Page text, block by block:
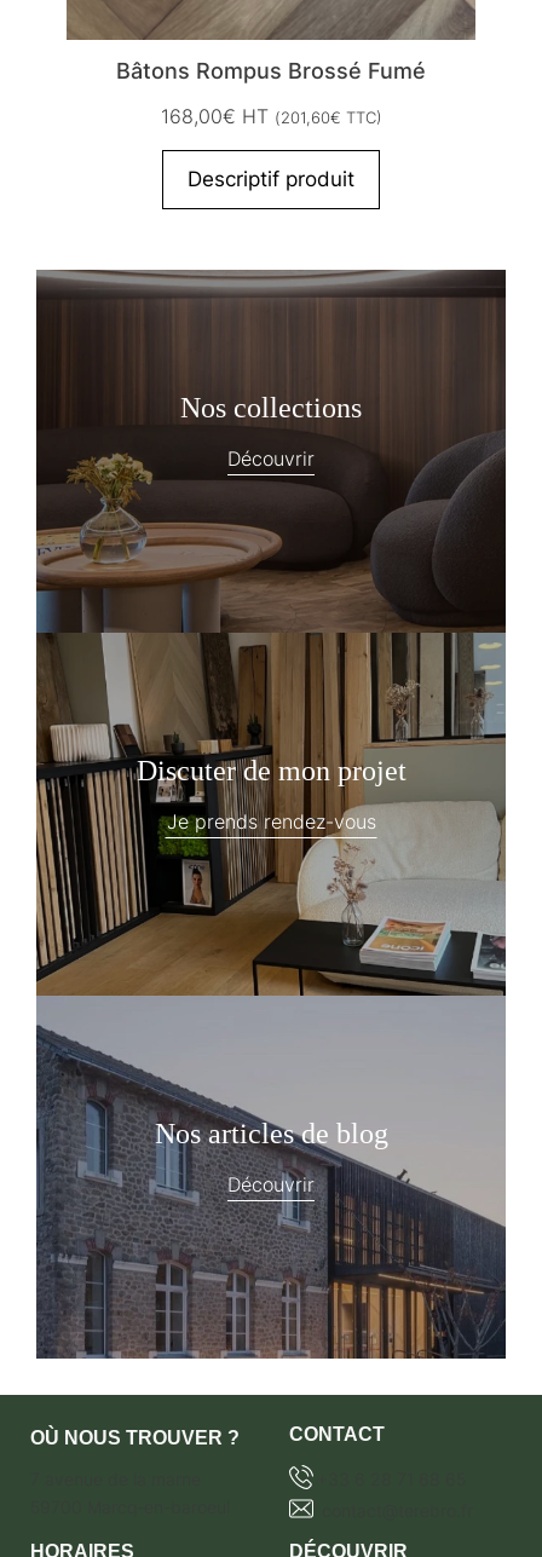
Bâtons Rompus Brossé Fumé
168,00€ HT (201,60€ TTC)
Descriptif produit
Nos collections
Découvrir
Discuter de mon projet
Je prends rendez-vous
Nos articles de blog
Découvrir
OÙ NOUS TROUVER ?
CONTACT
HORAIRES
DÉCOUVRIR